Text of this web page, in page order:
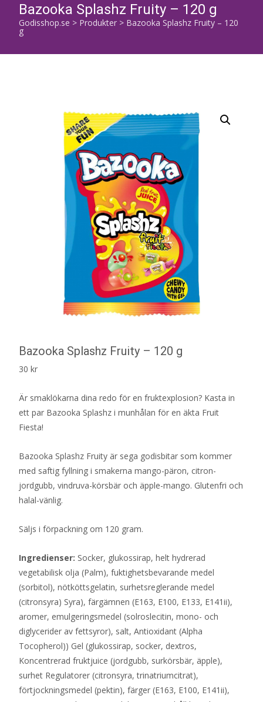
Bazooka Splashz Fruity – 120 g
Godisshop.se > Produkter > Bazooka Splashz Fruity – 120
g
Bazooka Splashz Fruity – 120 g
30 kr
Är smaklökarna dina redo för en fruktexplosion? Kasta in
ett par Bazooka Splashz i munhålan för en äkta Fruit
Fiesta!
Bazooka Splashz Fruity är sega godisbitar som kommer
med saftig fyllning i smakerna mango-päron, citron-
jordgubb, vindruva-körsbär och äpple-mango. Glutenfri och
halal-vänlig.
Säljs i förpackning om 120 gram.
Ingredienser: Socker, glukossirap, helt hydrerad
vegetabilisk olja (Palm), fuktighetsbevarande medel
(sorbitol), nötköttsgelatin, surhetsreglerande medel
(citronsyra) Syra), färgämnen (E163, E100, E133, E141ii),
aromer, emulgeringsmedel (solroslecitin, mono- och
diglycerider av fettsyror), salt, Antioxidant (Alpha
Tocopherol)) Gel (glukossirap, socker, dextros,
Koncentrerad fruktjuice (jordgubb, surkörsbär, äpple),
surhet Regulatorer (citronsyra, trinatriumcitrat),
förtjockningsmedel (pektin), färger (E163, E100, E141ii),